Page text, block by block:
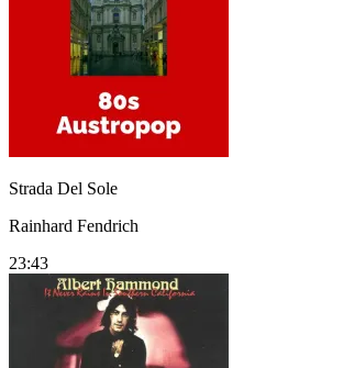
Strada Del Sole
Rainhard Fendrich
23:43